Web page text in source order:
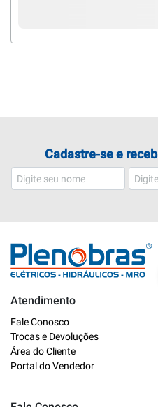
Cadastre-se e
Atendimento
Fale Conosco
Trocas e Devoluções
Área do Cliente
Portal do Vendedor
Online
Bem vindo a Plenobras! Aqui
encontra toda a linha de